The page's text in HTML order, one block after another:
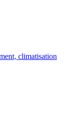
climatisation